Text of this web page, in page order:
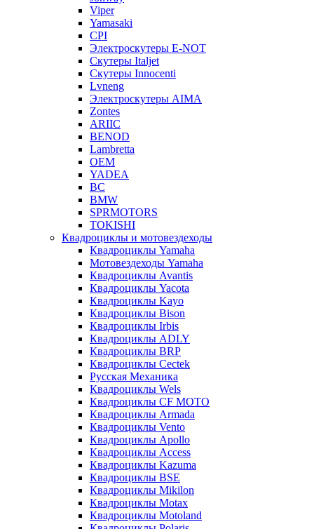
Viper
Yamasaki
CPI
Электроскутеры E-NOT
Скутеры Italjet
Скутеры Innocenti
Lvneng
Электроскутеры AIMA
Zontes
ARIIC
BENOD
Lambretta
OEM
YADEA
BC
BMW
SPRMOTORS
TOKISHI
Квадроциклы и мотовездеходы
Квадроциклы Yamaha
Мотовездеходы Yamaha
Квадроциклы Avantis
Квадроциклы Yacota
Квадроциклы Kayo
Квадроциклы Bison
Квадроциклы Irbis
Квадроциклы ADLY
Квадроциклы BRP
Квадроциклы Cectek
Русская Механика
Квадроциклы Wels
Квадроциклы CF MOTO
Квадроциклы Armada
Квадроциклы Vento
Квадроциклы Apollo
Квадроциклы Access
Квадроциклы Kazuma
Квадроциклы BSE
Квадроциклы Mikilon
Квадроциклы Motax
Квадроциклы Motoland